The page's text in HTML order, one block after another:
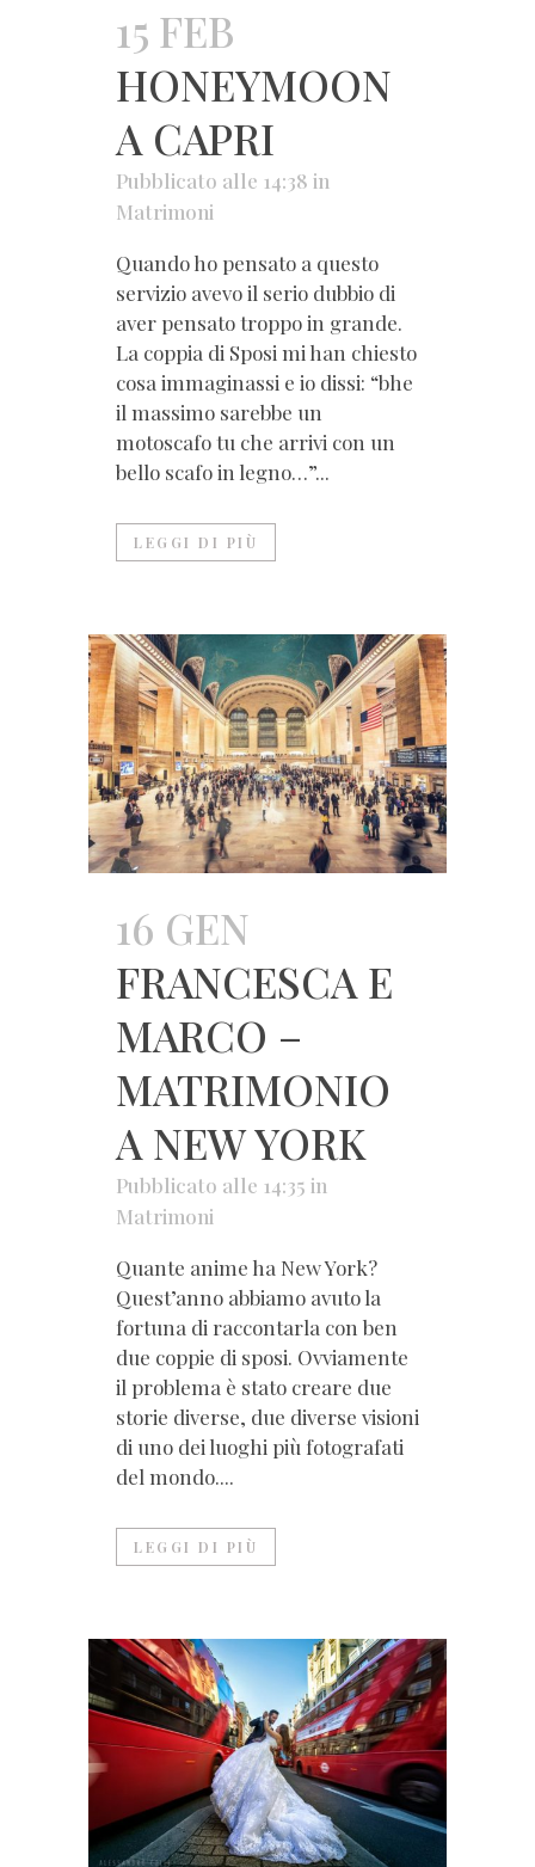
15 FEB
HONEYMOON
A CAPRI
Pubblicato alle 14:38 in
Matrimoni
Quando ho pensato a questo
servizio avevo il serio dubbio di
aver pensato troppo in grande.
La coppia di Sposi mi han chiesto
cosa immaginassi e io dissi: “bhe
il massimo sarebbe un
motoscafo tu che arrivi con un
bello scafo in legno…”...
LEGGI DI PIÙ
16 GEN
FRANCESCA E
MARCO –
MATRIMONIO
A NEW YORK
Pubblicato alle 14:35 in
Matrimoni
Quante anime ha New York?
Quest’anno abbiamo avuto la
fortuna di raccontarla con ben
due coppie di sposi. Ovviamente
il problema è stato creare due
storie diverse, due diverse visioni
di uno dei luoghi più fotografati
del mondo....
LEGGI DI PIÙ